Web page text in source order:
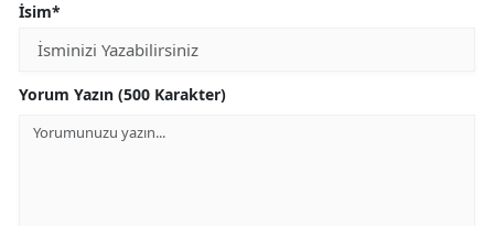
İsim*
Yorum Yazın (500 Karakter)